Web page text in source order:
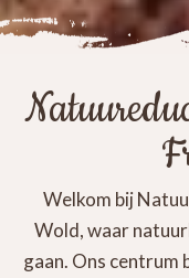
Welkom bij
Wold, waar
gaan. Ons centrum